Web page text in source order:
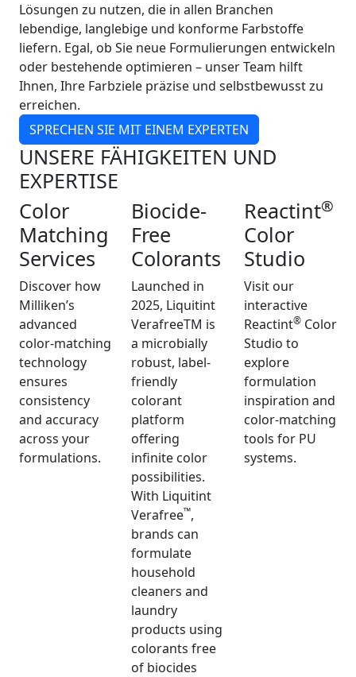
Lösungen zu nutzen, die in allen Branchen
lebendige, langlebige und konforme Farbstoffe
liefern. Egal, ob Sie neue Formulierungen entwickeln
oder bestehende optimieren – unser Team hilft
Ihnen, Ihre Farbziele präzise und selbstbewusst zu
erreichen.
SPRECHEN SIE MIT EINEM EXPERTEN
UNSERE FÄHIGKEITEN UND
EXPERTISE
Color
Matching
Services
Discover how
Milliken’s
advanced
color-matching
technology
ensures
consistency
and accuracy
across your
formulations.
Biocide-
Free
Colorants
Launched in
2025, Liquitint
VerafreeTM is
a microbially
robust, label-
friendly
colorant
platform
offering
infinite color
possibilities.
With Liquitint
Verafree™,
brands can
formulate
household
cleaners and
laundry
products using
colorants free
of biocides
Reactint®
Color
Studio
Visit our
interactive
Reactint®Color
Studio to
explore
formulation
inspiration and
color-matching
tools for PU
systems.